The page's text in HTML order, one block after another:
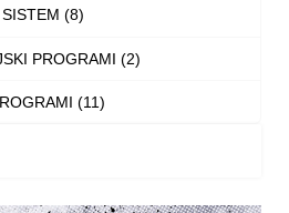
(8)
PROGRAMI (2)
(11)